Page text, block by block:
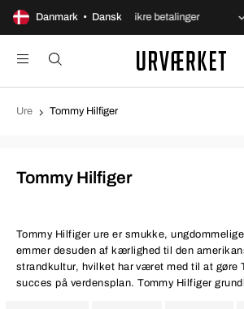
Danmark • Dansk
køb Sikre betalinger Altid
Ure Tommy Hilfiger
Tommy Hilfiger
Tommy Hilfiger ure er smukke,
emmer desuden af kærlighed til den
strandkultur, hvilket har været med til at gøre
succes på verdensplan. Tommy Hilfiger